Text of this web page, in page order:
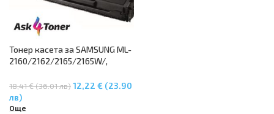
Тонер касета за SAMSUNG ML-
2160/2162/2165/2165W/,
405FW/3405W/SF760P – MLT-
D101S
18,41 € (36.01 лв)12,22 € (23.90
лв)
Още